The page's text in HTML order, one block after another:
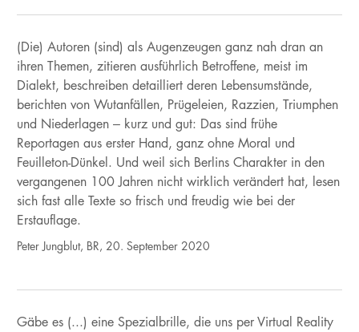
(Die) Autoren (sind) als Augenzeugen ganz nah dran an
ihren Themen, zitieren ausführlich Betroffene, meist im
Dialekt, beschreiben detailliert deren Lebensumstände,
berichten von Wutanfällen, Prügeleien, Razzien, Triumphen
und Niederlagen – kurz und gut: Das sind frühe
Reportagen aus erster Hand, ganz ohne Moral und
Feuilleton-Dünkel. Und weil sich Berlins Charakter in den
vergangenen 100 Jahren nicht wirklich verändert hat, lesen
sich fast alle Texte so frisch und freudig wie bei der
Erstauflage.
Peter Jungblut, BR, 20. September 2020
Gäbe es (...) eine Spezialbrille, die uns per Virtual Reality